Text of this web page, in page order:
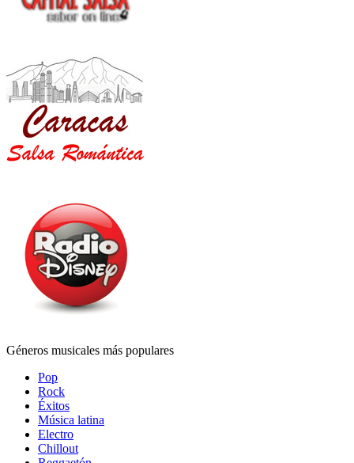
Géneros musicales más populares
Pop
Rock
Éxitos
Música latina
Electro
Chillout